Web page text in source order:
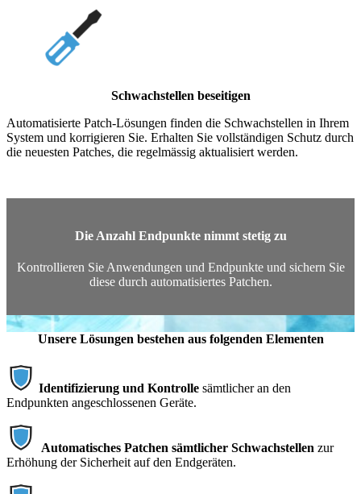
Schwachstellen beseitigen
Automatisierte Patch-Lösungen finden die Schwachstellen in Ihrem
System und korrigieren Sie. Erhalten Sie vollständigen Schutz durch
die neuesten Patches, die regelmässig aktualisiert werden.
Die Anzahl Endpunkte nimmt stetig zu
Kontrollieren Sie Anwendungen und Endpunkte und sichern Sie
diese durch automatisiertes Patchen.
Unsere Lösungen bestehen aus folgenden Elementen
Identifizierung und Kontrolle sämtlicher an den
Endpunkten angeschlossenen Geräte.
Automatisches Patchen sämtlicher Schwachstellen zur
Erhöhung der Sicherheit auf den Endgeräten.